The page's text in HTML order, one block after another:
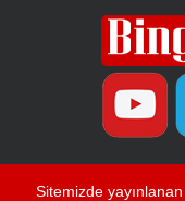
Sitemizde